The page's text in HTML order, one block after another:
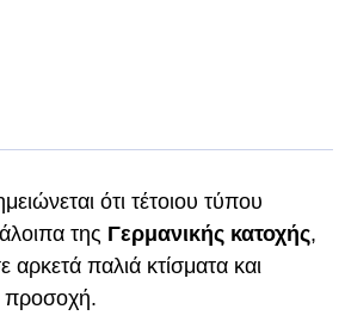
ότι τέτοιου τύπου
της Γερμανικής κατοχής,
παλιά κτίσματα και
προσοχή.